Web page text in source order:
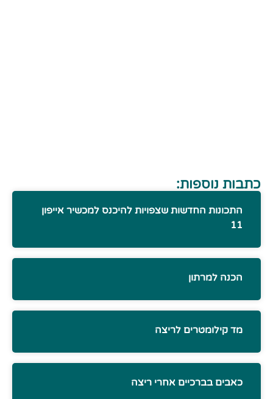
כתבות נוספות:
התכונות החדשות שצפויות להיכנס למכשיר אייפון
11
הכנה למרתון
מד קילומטרים לריצה
כאבים בברכיים אחרי ריצה